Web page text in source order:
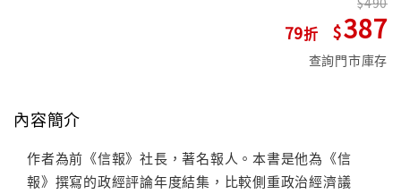
79 387
查詢門市庫存
內容簡介
作者為前《信報》社長，著名報人。本書是他為《信
報》撰寫的政經評論年度結集，比較側重政治經濟議